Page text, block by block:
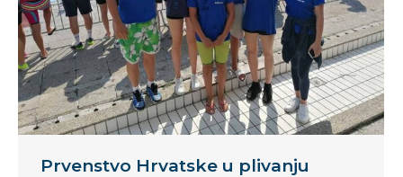
Prvenstvo Hrvatske u plivanju